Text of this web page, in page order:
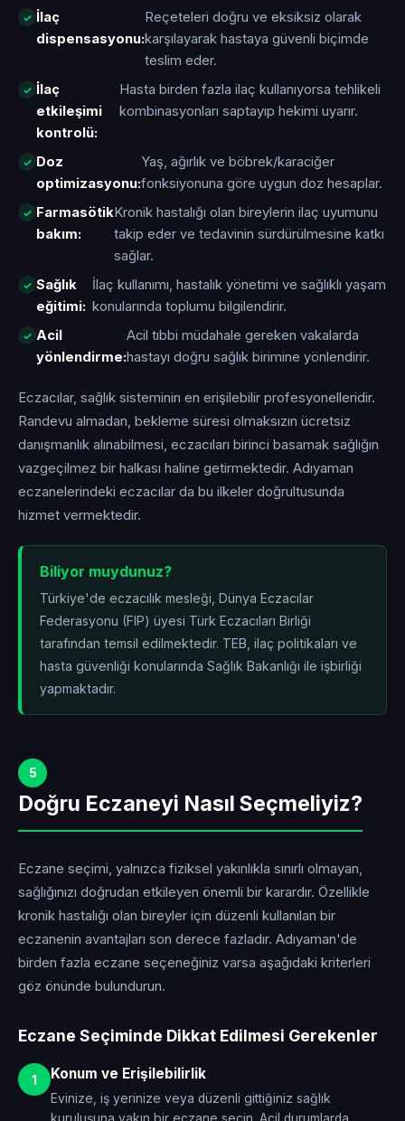
İlaç
dispensasyonu:
Reçeteleri doğru ve eksiksiz olarak
karşılayarak hastaya güvenli biçimde
teslim eder.
İlaç
etkileşimi
kontrolü:
Hasta birden fazla ilaç kullanıyorsa tehlikeli
kombinasyonları saptayıp hekimi uyarır.
Doz
optimizasyonu:
Yaş, ağırlık ve böbrek/karaciğer
fonksiyonuna göre uygun doz hesaplar.
Farmasötik
bakım:
Kronik hastalığı olan bireylerin ilaç uyumunu
takip eder ve tedavinin sürdürülmesine katkı
sağlar.
Sağlık
eğitimi:
İlaç kullanımı, hastalık yönetimi ve sağlıklı yaşam
konularında toplumu bilgilendirir.
Acil
yönlendirme:
Acil tıbbi müdahale gereken vakalarda
hastayı doğru sağlık birimine yönlendirir.
Eczacılar, sağlık sisteminin en erişilebilir profesyonelleridir.
Randevu almadan, bekleme süresi olmaksızın ücretsiz
danışmanlık alınabilmesi, eczacıları birinci basamak sağlığın
vazgeçilmez bir halkası haline getirmektedir. Adıyaman
eczanelerindeki eczacılar da bu ilkeler doğrultusunda
hizmet vermektedir.
Biliyor muydunuz?
Türkiye'de eczacılık mesleği, Dünya Eczacılar
Federasyonu (FIP) üyesi Türk Eczacıları Birliği
tarafından temsil edilmektedir. TEB, ilaç politikaları ve
hasta güvenliği konularında Sağlık Bakanlığı ile işbirliği
yapmaktadır.
5
Doğru Eczaneyi Nasıl Seçmeliyiz?
Eczane seçimi, yalnızca fiziksel yakınlıkla sınırlı olmayan,
sağlığınızı doğrudan etkileyen önemli bir karardır. Özellikle
kronik hastalığı olan bireyler için düzenli kullanılan bir
eczanenin avantajları son derece fazladır. Adıyaman'de
birden fazla eczane seçeneğiniz varsa aşağıdaki kriterleri
göz önünde bulundurun.
Eczane Seçiminde Dikkat Edilmesi Gerekenler
1 Konum ve Erişilebilirlik
Evinize, iş yerinize veya düzenli gittiğiniz sağlık